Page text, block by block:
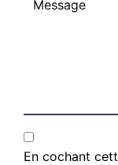
En cochant